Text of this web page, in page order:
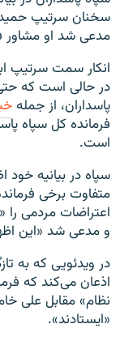
سخنان سرتیپ حمید
مدعی شد او مشاور
انکار سمت سرتیپ
در حالی است که
پاسداران، از جمله
فرمانده کل سپاه
است.
سپاه در بیانیه خود
متفاوت برخی
اعتراضات مردمی
و مدعی شد «این
در ویدئویی که به
اذعان می‌کند که
نظام» مقابل علی
«ایستادند».